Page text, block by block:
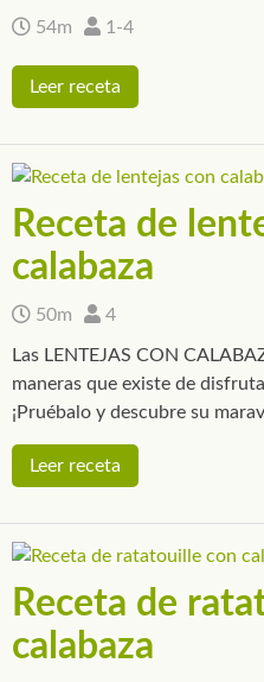
54m 1-4
Leer receta
Receta de
calabaza
50m 4
Las LENTEJAS CON
maneras que existe de
¡Pruébalo y descubre su
Leer receta
Receta de
calabaza